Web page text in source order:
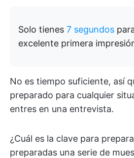
Solo tienes 7 segundos
excelente primera
No es tiempo suficiente, así
preparado para cualquier
entres en una entrevista.
¿Cuál es la clave para
preparadas una serie de